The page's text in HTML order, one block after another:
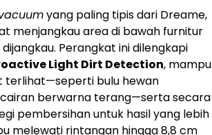
yang paling tipis dari Dreame,
menjangkau area di bawah furnitur
Perangkat ini dilengkapi
Light Dirt Detection, mampu
terlihat—seperti bulu hewan
berwarna terang—serta secara
pembersihan untuk hasil yang lebih
melewati rintangan hingga 8,8 cm